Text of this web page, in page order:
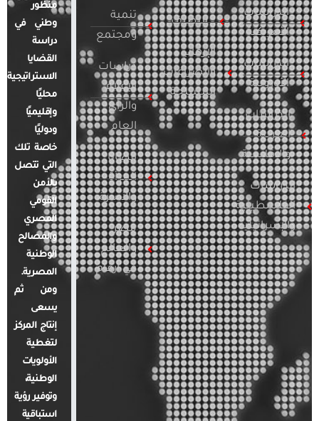
الدراسات
الأمريكية
الدراسات
الأوروبية
الدراسات
العربية
والإقليمية
الدراسات
الفلسطينية
والإسرائيلية
التطرف
الإرهاب
والصراعات
المسلحة
تنمية
ومجتمع
دراسات
الإعلام
والرأي
العام
قضايا
المرأة
والأسرة
مصر
والعالم
في أرقام
منظور
وطني في
دراسة
القضايا
الاستراتيجية
محليًا
وإقليميًا
ودوليًا
خاصة تلك
التي تتصل
بالأمن
القومي
المصري
والمصالح
الوطنية
المصرية.
ومن ثم
يسعى
إنتاج المركز
لتغطية
الأولويات
الوطنية،
وتوفير رؤية
استباقية